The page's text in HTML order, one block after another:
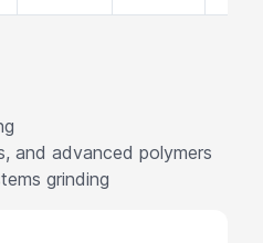
and advanced polymers
grinding